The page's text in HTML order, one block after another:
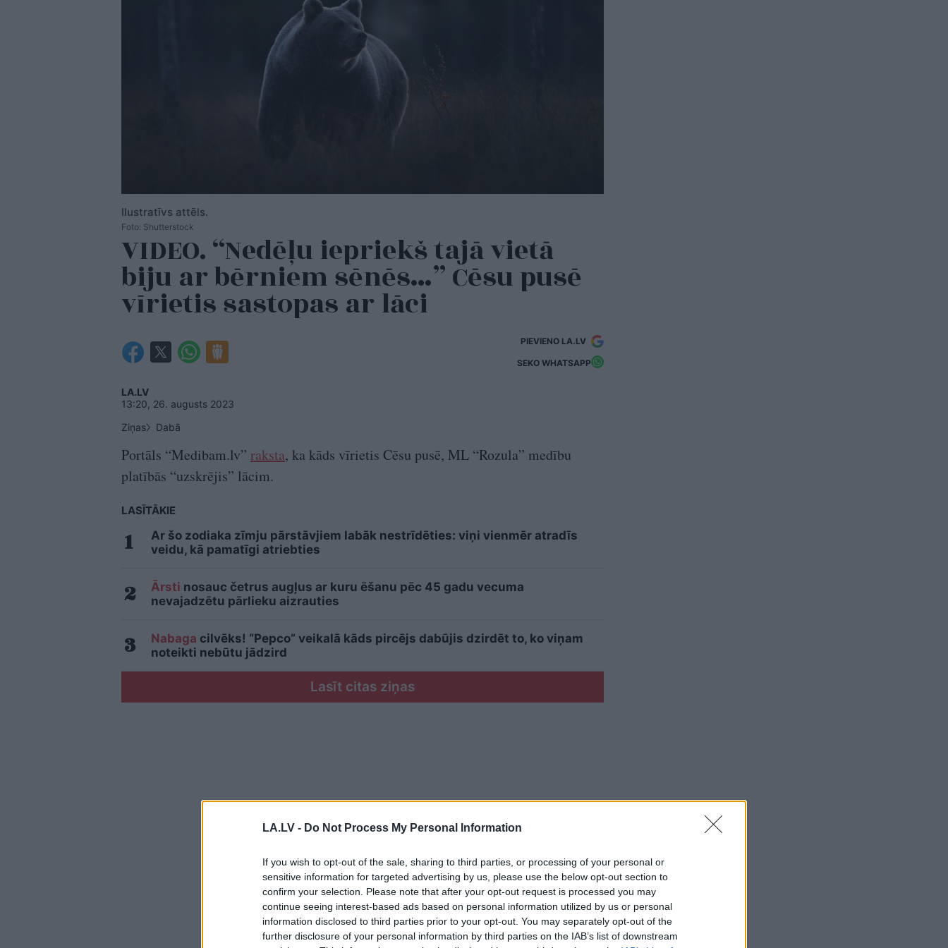
LA.LV - Do Not Process My Personal Information
If you wish to opt-out of the sale, sharing to third parties, or processing of your personal or
sensitive information for targeted advertising by us, please use the below opt-out section to
confirm your selection. Please note that after your opt-out request is processed you may
continue seeing interest-based ads based on personal information utilized by us or personal
information disclosed to third parties prior to your opt-out. You may separately opt-out of the
further disclosure of your personal information by third parties on the IAB’s list of downstream
Ilustratīvs attēls.
Foto: Shutterstock
VIDEO. “Nedēļu iepriekš tajā vietā
biju ar bērniem sēnēs…” Cēsu pusē
vīrietis sastopas ar lāci
PIEVIENO LA.LV
SEKO WHATSAPP
LA.LV
13:20, 26. augusts 2023
Ziņas
Dabā
Portāls “Medibam.lv” raksta, ka kāds vīrietis Cēsu pusē, ML “Rozula” medību
platībās “uzskrējis” lācim.
LASĪTĀKIE
Ar šo zodiaka zīmju pārstāvjiem labāk nestrīdēties: viņi vienmēr atradīs
veidu, kā pamatīgi atriebties
Ārsti nosauc četrus augļus ar kuru ēšanu pēc 45 gadu vecuma
nevajadzētu pārlieku aizrauties
Nabaga cilvēks! “Pepco” veikalā kāds pircējs dabūjis dzirdēt to, ko viņam
noteikti nebūtu jādzird
Lasīt citas ziņas